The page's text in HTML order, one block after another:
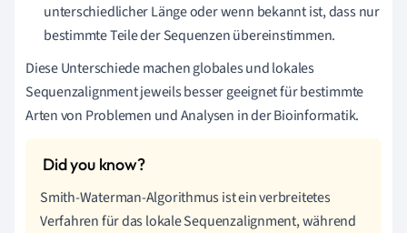
unterschiedlicher Länge oder wenn bekannt ist, dass nur
bestimmte Teile der Sequenzen übereinstimmen.
Diese Unterschiede machen globales und lokales
Sequenzalignment jeweils besser geeignet für bestimmte
Arten von Problemen und Analysen in der Bioinformatik.
Smith-Waterman-Algorithmus ist ein verbreitetes
Verfahren für das lokale Sequenzalignment, während